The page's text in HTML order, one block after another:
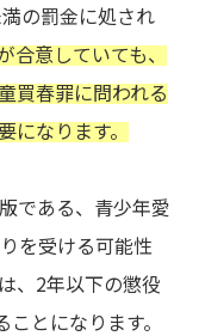
の罰金に処され
合意していても、
買春罪に問われる
になります。
である、青少年愛
を受ける可能性
、2年以下の懲役
とになります。